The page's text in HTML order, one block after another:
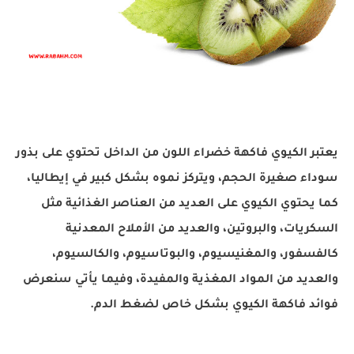
يعتبر الكيوي فاكهة خضراء اللون من الداخل تحتوي على بذور
سوداء صغيرة الحجم، ويتركز نموه بشكل كبير في إيطاليا،
كما يحتوي الكيوي على العديد من العناصر الغذائية مثل
السكريات، والبروتين، والعديد من الأملاح المعدنية
كالفسفور، والمغنيسيوم، والبوتاسيوم، والكالسيوم،
والعديد من المواد المغذية والمفيدة، وفيما يأتي سنعرض
فوائد فاكهة الكيوي بشكل خاص لضغط الدم.